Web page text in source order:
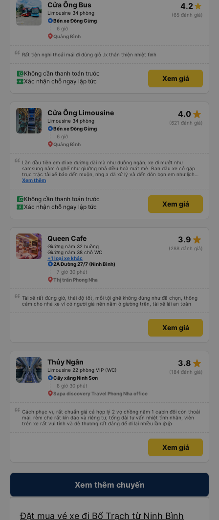
Cửa Ông Bus
Limousine 34 phòng
4.2
(65 đánh giá)
Bến xe Đồng Gừng
6 giờ
Quảng Bình
Rất tiện nghi thoải mái đi đúng giờ .lx thân thiện nhiệt tình
Không cần thanh toán trước
Xác nhận chỗ ngay lập tức
Xem giá
Cửa Ông Limousine
Limousine 34 phòng
4.0 star_rate
(621 đánh giá)
Bến xe Đồng Gừng
6 giờ
Quảng Bình
Lần đầu tiên em đi xe đường dài mà như đường ngắn, xe đi mướt như
samsung nằm ở ghế như giường nhà điều hoà mát mẻ. Ban đầu xe có gặp
trục trặc tài xế báo đến muộn, nhg a đã xử lý và đến đón bọn em như lịch
trên hệ thống. Anh tài xế Văn Sĩ quá vui tính và nhiệt tình, trời mưa gió đã
Xem thêm
Không cần thanh toán trước
Xác nhận chỗ ngay lập tức
Xem giá
Queen Cafe
Giường nằm 32 buồng
Giường nằm 38 chỗ WC
+1 loại xe khác
3.9 star_rate
(288 đánh giá)
2A Đường 27/7 (Ninh Bình)
7 giờ 30 phút
Thị trấn Phong Nha
Tài xế rất đúng giờ, thái độ tốt, mỗi tội ghế không đúng như đã chọn, thông
cảm cho nhà xe vì có người già nên nằm ở giường trên, tài xế lái an toàn
Xem giá
Thủy Ngân
Limousine 22 phòng VIP (WC)
3.8 star_rate
(184 đánh giá)
Cây xăng Ninh Sơn
8 giờ 30 phút
Sapa discovery Travel Phong Nha office
Cách phục vụ rất chuẩn giá cả hợp lý 2 vợ chồng nằm 1 cabin đôi còn thoải
mái, rèm che rất kín đáo và riêng tư, tổng đài tư vấn nhiệt tình nhân, viên
trên xe rất vui tính và dễ thương rất đáng để đi lại nhiều lần 👍👍
Xem giá
Xem thêm chuyến
Đặt mua vé xe đi Bố Trạch từ Ninh Bình